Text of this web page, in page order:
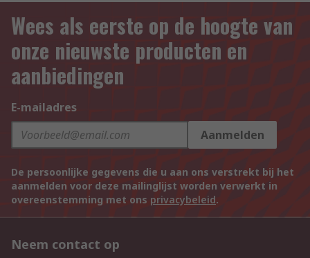
Wees als eerste op de hoogte van
onze nieuwste producten en
aanbiedingen
E-mailadres
Aanmelden
De persoonlijke gegevens die u aan ons verstrekt bij het
aanmelden voor deze mailinglijst worden verwerkt in
overeenstemming met ons privacybeleid.
Neem contact op